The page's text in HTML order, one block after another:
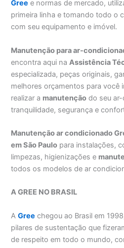
Gree e normas de mercado,
primeira linha e tomando todo o
com seu equipamento e imóvel.
Manutenção para ar-
encontra aqui na Assistência
especializada, peças originais,
melhores orçamentos para você
realizar a manutenção do seu
tranquilidade, segurança e
Manutenção ar condicionado
em São Paulo para instalações,
limpezas, higienizações e
todos os modelos de ar
A GREE NO BRASIL
AGree chegou ao Brasil em
pilares de sustentação que
de respeito em todo o mundo,